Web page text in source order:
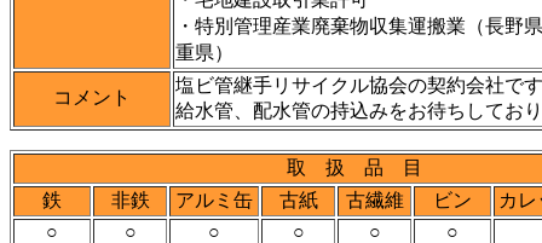
・特別管理産業廃棄物収集運搬業（長野
重県）
コメント
塩ビ管継手リサイクル協会の契約会社で
給水管、配水管の持込みをお待ちしてお
取 扱 品 目
鉄
非鉄 アルミ缶 古紙 古繊維 ビン
カレ
○
○ ○ ○ ○ ○